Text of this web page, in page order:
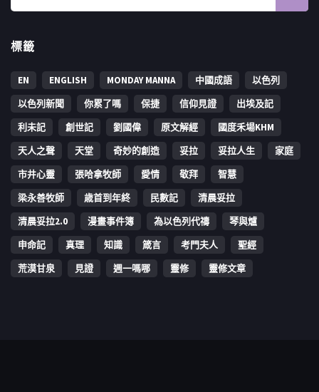
標籤
EN ENGLISH MONDAY MANNA 中國成語
以色列
以色列新聞
你累了嗎 保捷 信仰見證
出埃及記
利未記
創世記 劉國偉 原文解經
國度禾場KHM
天人之聲
天堂 奇妙的創造 妥拉 妥拉人生
家庭
市井心靈
張哈拿牧師 愛情 敬拜
智慧
梁永善牧師
歳首到年終 民數記
清晨妥拉
清晨妥拉2.0
漫畫事件簿 為以色列代禱
琴與爐
申命記
真理 知識 箴言 考門夫人
聖經
荒漠甘泉
見證 週一嗎哪 靈修 靈修文章